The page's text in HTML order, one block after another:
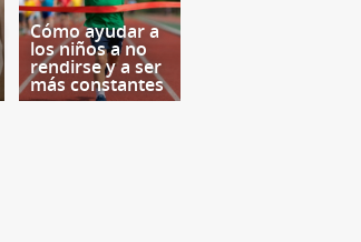
Cómo ayudar a
los niños a no
rendirse y a ser
más constantes